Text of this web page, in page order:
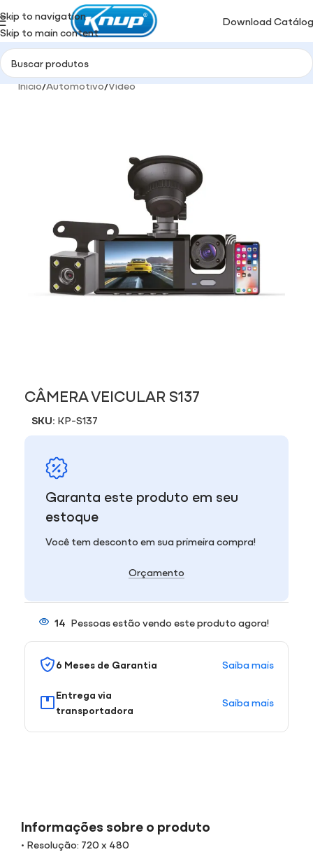
Skip to navigation
Skip to main content
Download
Início/Automotivo/Vídeo
CÂMERA VEICULAR S137
SKU: KP-S137
Garanta este produto em seu
estoque
Você tem desconto em sua primeira compra!
Orçamento
14 Pessoas estão vendo este produto agora!
6 Meses de Garantia Saiba mais
Entrega via
transportadora
Saiba mais
Informações sobre o produto
• Resolução: 720 x 480